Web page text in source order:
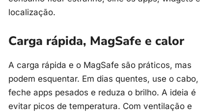
localização.
Carga rápida, MagSafe e calor
A carga rápida e o MagSafe são práticos, mas
podem esquentar. Em dias quentes, use o cabo,
feche apps pesados e reduza o brilho. A ideia é
evitar picos de temperatura. Com ventilação e